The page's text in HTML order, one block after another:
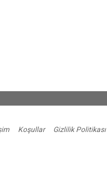
Koşullar Gizlilik Politikası